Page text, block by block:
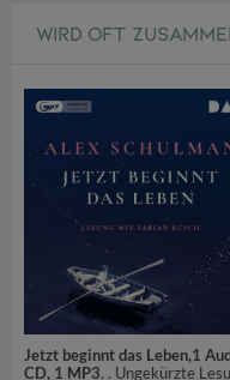
WIRD OFT
Jetzt beginnt das Leben,1
CD, 1 MP3. . Ungekürzte